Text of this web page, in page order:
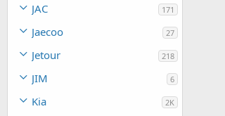
JAC 171
Jaecoo 27
Jetour 218
JIM 6
Kia 2K